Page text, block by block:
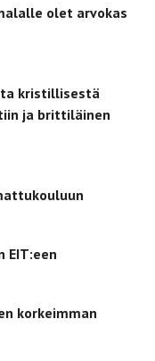
olet arvokas
kristillisestä
ja brittiläinen
EIT:een
korkeimman